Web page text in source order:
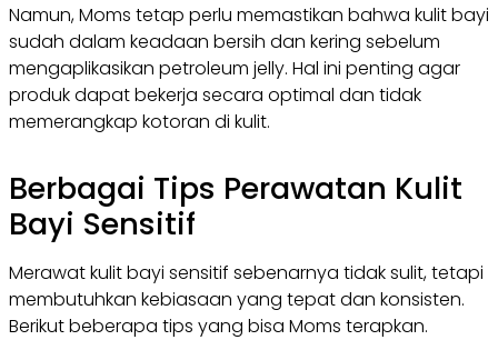
Namun, Moms tetap perlu memastikan bahwa kulit bayi
sudah dalam keadaan bersih dan kering sebelum
mengaplikasikan petroleum jelly. Hal ini penting agar
produk dapat bekerja secara optimal dan tidak
memerangkap kotoran di kulit.
Berbagai Tips Perawatan Kulit
Bayi Sensitif
Merawat kulit bayi sensitif sebenarnya tidak sulit, tetapi
membutuhkan kebiasaan yang tepat dan konsisten.
Berikut beberapa tips yang bisa Moms terapkan.